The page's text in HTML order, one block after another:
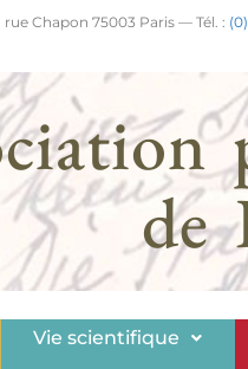
Chapon 75003 Paris — Tél. :
de
Vie scientifique